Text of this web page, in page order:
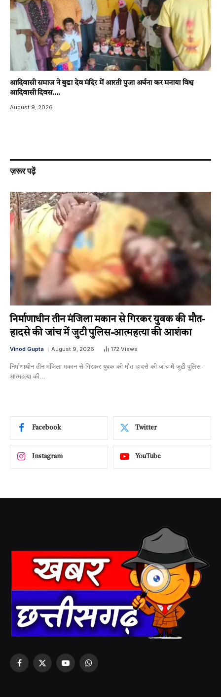
आदिवासी समाज ने बुढा देव मंदिर में आरती पुजा अर्चना कर मनाया विश्व
आदिवासी दिवस….
August 9, 2026
ज़रूर पढ़ें
निर्माणाधीन तीन मंजिला मकान से गिरकर युवक की मौत-
हादसे की जांच में जुटी पुलिस-आत्महत्या की आशंका
Vinod Gupta August 9, 2026 172 Views
निर्माणाधीन तीन मंजिला मकान से गिरकर युवक की मौत-हादसे की जांच में जुटी पुलिस-
आत्महत्या की…
Facebook Twitter
Instagram YouTube
Facebook
X
YouTubeWhatsApp